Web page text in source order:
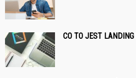
CO TO JEST LANDING